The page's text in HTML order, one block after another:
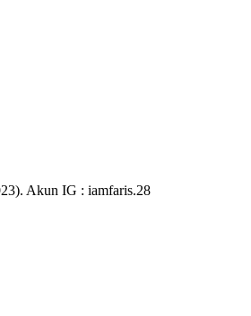
Akun IG : iamfaris.28